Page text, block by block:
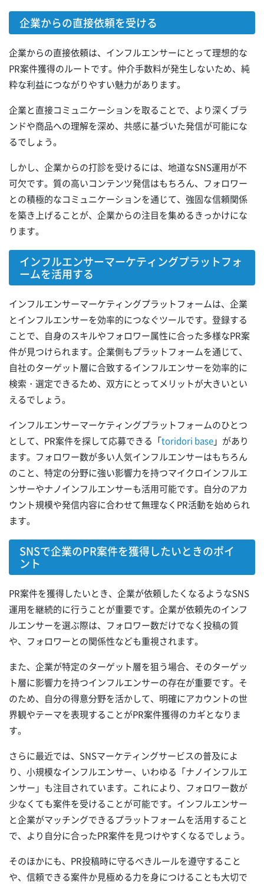
企業からの直接依頼を受ける
企業からの直接依頼は、インフルエンサーにとって理想的な
PR案件獲得のルートです。仲介手数料が発生しないため、純
粋な利益につながりやすい魅力があります。
企業と直接コミュニケーションを取ることで、より深くブラ
ンドや商品への理解を深め、共感に基づいた発信が可能にな
るでしょう。
しかし、企業からの打診を受けるには、地道なSNS運用が不
可欠です。質の高いコンテンツ発信はもちろん、フォロワー
との積極的なコミュニケーションを通じて、強固な信頼関係
を築き上げることが、企業からの注目を集めるきっかけにな
ります。
インフルエンサーマーケティングプラットフォ
ームを活用する
インフルエンサーマーケティングプラットフォームは、企業
とインフルエンサーを効率的につなぐツールです。登録する
ことで、自身のスキルやフォロワー属性に合った多様なPR案
件が見つけられます。企業側もプラットフォームを通じて、
自社のターゲット層に合致するインフルエンサーを効率的に
検索・選定できるため、双方にとってメリットが大きいとい
えるでしょう。
インフルエンサーマーケティングプラットフォームのひとつ
として、PR案件を探して応募できる「toridori base」があり
ます。フォロワー数が多い人気インフルエンサーはもちろん
のこと、特定の分野に強い影響力を持つマイクロインフルエ
ンサーやナノインフルエンサーも活用可能です。自分のアカ
ウント規模や発信内容に合わせて無理なくPR活動を始められ
ます。
SNSで企業のPR案件を獲得したいときのポイ
ント
PR案件を獲得したいとき、企業が依頼したくなるようなSNS
運用を継続的に行うことが重要です。企業が依頼先のインフ
ルエンサーを選ぶ際は、フォロワー数だけでなく投稿の質
や、フォロワーとの関係性なども重視されます。
また、企業が特定のターゲット層を狙う場合、そのターゲッ
ト層に影響力を持つインフルエンサーの存在が重要です。そ
のため、自分の得意分野を活かして、明確にアカウントの世
界観やテーマを表現することがPR案件獲得のカギとなりま
す。
さらに最近では、SNSマーケティングサービスの普及によ
り、小規模なインフルエンサー、いわゆる「ナノインフルエ
ンサー」も注目されています。これにより、フォロワー数が
少なくても案件を受けることが可能です。インフルエンサー
と企業がマッチングできるプラットフォームを活用すること
で、より自分に合ったPR案件を見つけやすくなるでしょう。
そのほかにも、PR投稿時に守るべきルールを遵守すること
や、信頼できる案件か見極める力を身につけることも大切で